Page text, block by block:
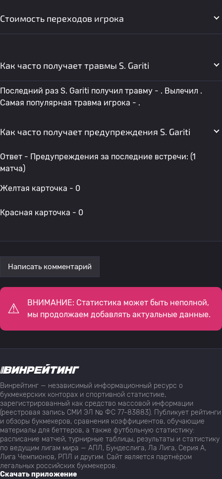
Стоимость переходов игрока
Как часто получает травмы S. Gariti
Последний раз S. Gariti получил травму - . Вылечил .
Самая популярная травма игрока - .
Как часто получает предупреждения S. Gariti
Ответ - Предупреждения за последние встречи: (1
матча)
Желтая карточка - 0
Красная карточка - 0
Написать комментарий
ВНИМАНИЕ: Статистика может быть неполной,
мы продолжаем добавлять актуальные данные.
Винрейтинг — независимый информационный ресурс о
букмекерских конторах и спортивной статистике,
зарегистрированный как средство массовой информации
(реестровая запись СМИ ЭЛ № ФС 77-83883). Публикует рейтинги
и обзоры букмекеров, сравнения коэффициентов, обучающие
материалы для беттеров, а также футбольную статистику:
расписание матчей, турнирные таблицы, результаты и статистику
по ведущим лигам мира — АПЛ, Бундеслига, Ла Лига, Серия А,
Лига Чемпионов, РПЛ и другим. Сайт является партнёром
легальных российских букмекеров.
Скачать приложение